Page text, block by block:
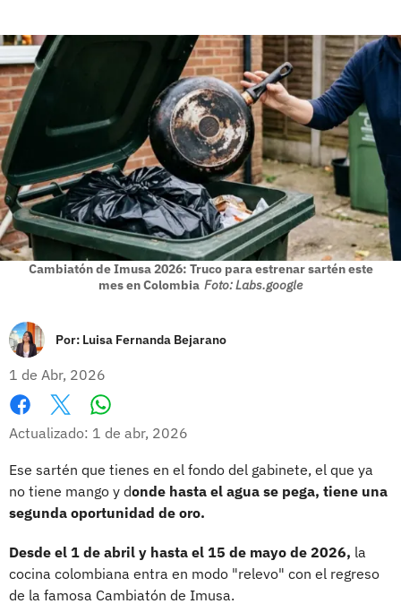
Cambiatón de Imusa 2026: Truco para estrenar sartén este
mes en Colombia Foto: Labs.google
Por: Luisa Fernanda Bejarano
1 de Abr, 2026
Facebook
X
Actualizado: 1 de abr, 2026
Ese sartén que tienes en el fondo del gabinete, el que ya
no tiene mango y donde hasta el agua se pega, tiene una
segunda oportunidad de oro.
Desde el 1 de abril y hasta el 15 de mayo de 2026, la
cocina colombiana entra en modo "relevo" con el regreso
de la famosa Cambiatón de Imusa.